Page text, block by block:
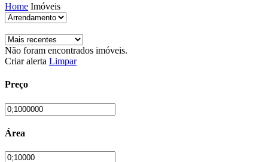
Home Imóveis
Não foram encontrados imóveis.
Criar alerta Limpar
Preço
Área